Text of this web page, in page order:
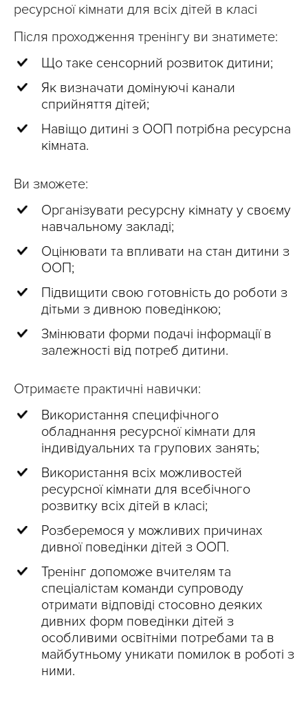
ресурсної кімнати для всіх дітей в класі
Після проходження тренінгу ви знатимете:
Що таке сенсорний розвиток дитини;
Як визначати домінуючі канали
сприйняття дітей;
Навіщо дитині з ООП потрібна ресурсна
кімната.
Ви зможете:
Організувати ресурсну кімнату у своєму
навчальному закладі;
Оцінювати та впливати на стан дитини з
ООП;
Підвищити свою готовність до роботи з
дітьми з дивною поведінкою;
Змінювати форми подачі інформації в
залежності від потреб дитини.
Отримаєте практичні навички:
Використання специфічного
обладнання ресурсної кімнати для
індивідуальних та групових занять;
Використання всіх можливостей
ресурсної кімнати для всебічного
розвитку всіх дітей в класі;
Розберемося у можливих причинах
дивної поведінки дітей з ООП.
Тренінг допоможе вчителям та
спеціалістам команди супроводу
отримати відповіді стосовно деяких
дивних форм поведінки дітей з
особливими освітніми потребами та в
майбутньому уникати помилок в роботі з
ними.